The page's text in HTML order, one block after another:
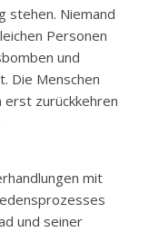
stehen. Niemand
Personen
und
Die Menschen
zurückkehren
mit
und seiner